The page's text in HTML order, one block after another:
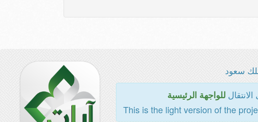
سعود
للواجهة الرئيسية
This is the light version of the